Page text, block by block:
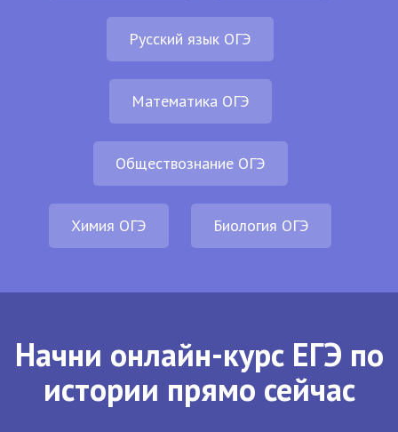
Русский язык ОГЭ
Математика ОГЭ
Обществознание ОГЭ
Химия ОГЭ Биология ОГЭ
Начни онлайн-курс ЕГЭ по
истории прямо сейчас